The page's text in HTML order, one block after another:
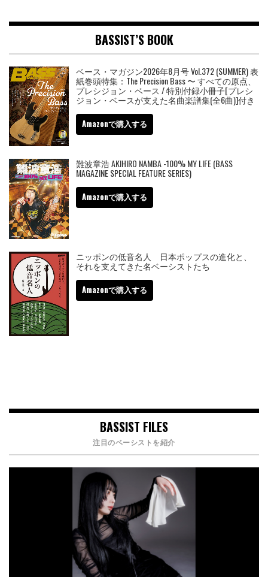
BASSIST’S BOOK
ベース・マガジン2026年8月号 Vol.372 (SUMMER) 表
紙巻頭特集：The Precision Bass 〜 すべての原点、
プレシジョン・ベース / 特別付録小冊子[プレシ
ジョン・ベースが支えた名曲楽譜集(全6曲)]付き
Amazonで購入する
難波章浩 AKIHIRO NAMBA -100% MY LIFE (BASS
MAGAZINE SPECIAL FEATURE SERIES)
Amazonで購入する
ニッポンの低音名人 日本ポップスの進化と、
それを支えてきた名ベーシストたち
Amazonで購入する
BASSIST FILES
注目のベーシストを紹介